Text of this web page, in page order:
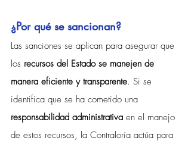
¿Por qué se sancionan?
Las sanciones se aplican para asegurar que
los recursos del Estado se manejen de
manera eficiente y transparente. Si se
identifica que se ha cometido una
responsabilidad administrativa en el manejo
de estos recursos, la Contraloría actúa para